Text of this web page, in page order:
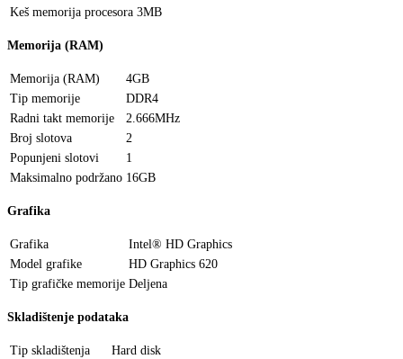
Keš memorija procesora 3MB
Memorija (RAM)
Memorija (RAM)
4GB
Tip memorije
DDR4
Radni takt memorije
2.666MHz
Broj slotova
2
Popunjeni slotovi
1
Maksimalno podržano 16GB
Grafika
Grafika
Intel® HD Graphics
Model grafike
HD Graphics 620
Tip grafičke memorije Deljena
Skladištenje podataka
Tip skladištenja
Hard disk